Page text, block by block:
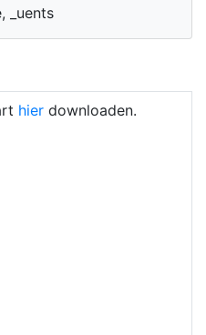
_uents
hier downloaden.